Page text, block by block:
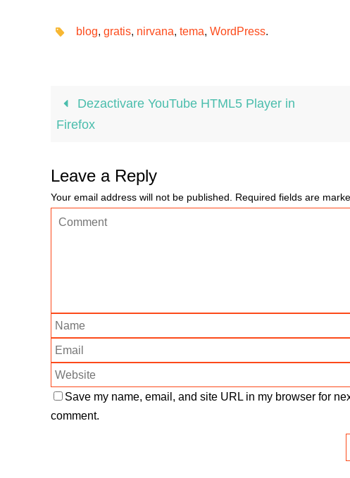
blog, gratis, nirvana, tema, WordPress.
Dezactivare YouTube HTML5 Player in
Firefox
Leave a Reply
Your email address will not be published. Required fields are
Save my name, email, and site URL in my browser for
comment.